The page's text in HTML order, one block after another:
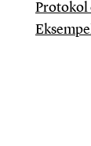
Protokol